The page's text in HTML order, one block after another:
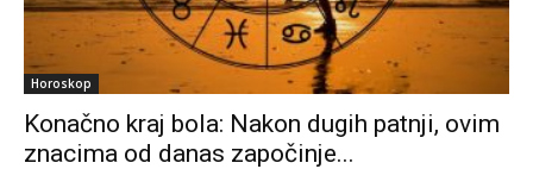
Horoskop
Konačno kraj bola: Nakon dugih patnji, ovim
znacima od danas započinje...